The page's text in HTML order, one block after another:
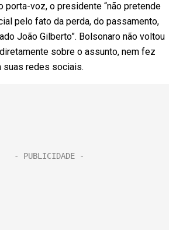
porta-voz, o presidente “não pretende
pelo fato da perda, do passamento,
João Gilberto”. Bolsonaro não voltou
sobre o assunto, nem fez
suas redes sociais.